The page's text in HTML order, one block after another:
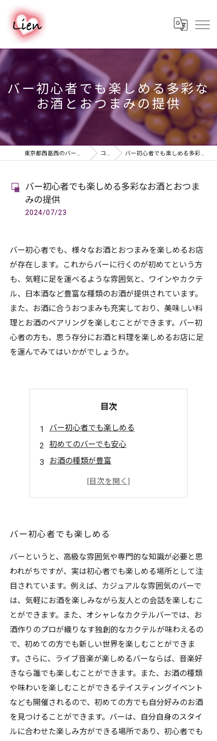
バー初心者でも楽しめる多彩な
お酒とおつまみの提供
東京都西葛西のバーならPUB & BAR Lien コラム バー初心者でも楽しめる多彩なお酒とおつまみの提供
バー初心者でも楽しめる多彩なお酒とおつま
みの提供
2024/07/23
バー初心者でも、様々なお酒とおつまみを楽しめるお店
が存在します。これからバーに行くのが初めてという方
も、気軽に足を運べるような雰囲気と、ワインやカクテ
ル、日本酒など豊富な種類のお酒が提供されています。
また、お酒に合うおつまみも充実しており、美味しい料
理とお酒のペアリングを楽しむことができます。バー初
心者の方も、思う存分にお酒と料理を楽しめるお店に足
を運んでみてはいかがでしょうか。
目次
バー初心者でも楽しめる
初めてのバーでも安心
お酒の種類が豊富
こだわりのおつまみ
バー初心者でも楽しめる
バーというと、高級な雰囲気や専門的な知識が必要と思
われがちですが、実は初心者でも楽しめる場所として注
目されています。例えば、カジュアルな雰囲気のバーで
は、気軽にお酒を楽しみながら友人との会話を楽しむこ
とができます。また、オシャレなカクテルバーでは、お
酒作りのプロが織りなす独創的なカクテルが味わえるの
で、初めての方でも新しい世界を楽しむことができま
す。さらに、ライブ音楽が楽しめるバーならば、音楽好
きなら誰でも楽しむことができます。また、お酒の種類
や味わいを楽しむことができるテイスティングイベント
なども開催されるので、初めての方でも自分好みのお酒
を見つけることができます。バーは、自分自身のスタイ
ルに合わせた楽しみ方ができる場所であり、初心者でも